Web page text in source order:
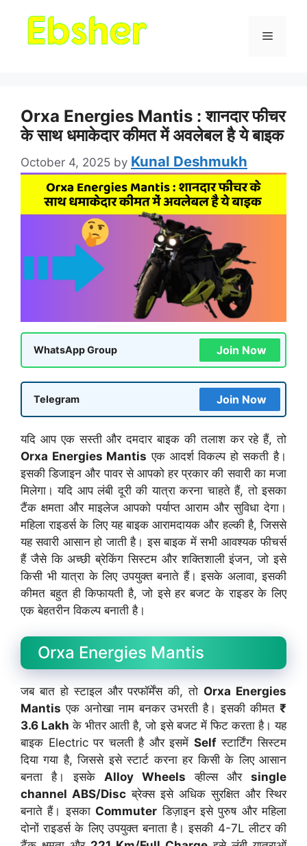
Orxa Energies Mantis : शानदार फीचर
के साथ धमाकेदार कीमत में अवलेबल है ये बाइक
October 4, 2025 by Kunal Deshmukh
WhatsApp Group Join Now
Telegram Join Now
यदि आप एक सस्ती और दमदार बाइक की तलाश कर रहे हैं, तो
Orxa Energies Mantis एक आदर्श विकल्प हो सकती है।
इसकी डिजाइन और पावर से आपको हर प्रकार की सवारी का मजा
मिलेगा। यदि आप लंबी दूरी की यात्रा करना चाहते हैं, तो इसका
टैंक क्षमता और माइलेज आपको पर्याप्त आराम और सुविधा देगा।
महिला राइडर्स के लिए यह बाइक आरामदायक और हल्की है, जिससे
यह सवारी आसान हो जाती है। इस बाइक में सभी आवश्यक फीचर्स
हैं जैसे कि अच्छी ब्रेकिंग सिस्टम और शक्तिशाली इंजन, जो इसे
किसी भी यात्रा के लिए उपयुक्त बनाते हैं। इसके अलावा, इसकी
कीमत बहुत ही किफायती है, जो इसे हर बजट के राइडर के लिए
एक बेहतरीन विकल्प बनाती है।
Orxa Energies Mantis
जब बात हो स्टाइल और परफॉर्मेंस की, तोOrxa Energies
Mantis एक अनोखा नाम बनकर उभरती है। इसकी कीमत ₹
3.6 Lakh के भीतर आती है, जो इसे बजट में फिट करता है। यह
बाइक Electric पर चलती है और इसमें Selfस्टार्टिंग सिस्टम
दिया गया है, जिससे इसे स्टार्ट करना हर किसी के लिए आसान
बनता है। इसके Alloy Wheels व्हील्स और single
channel ABS/Disc ब्रेक्स इसे अधिक सुरक्षित और स्थिर
बनाते हैं। इसका Commuter डिज़ाइन इसे पुरुष और महिला
दोनों राइडर्स के लिए उपयुक्त बनाता है। इसकी 4-7L लीटर की